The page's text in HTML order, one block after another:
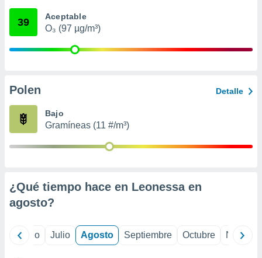
e
publicidad
1199
39 Aceptable
O₃ (97 µg/m³)
Polen Detalle
Bajo
Gramíneas (11 #/m³)
¿Qué tiempo hace en Leonessa en
agosto?
Junio Julio Agosto Septiembre Octubre